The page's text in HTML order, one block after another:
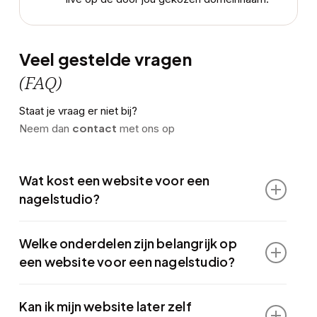
Veel gestelde vragen
(FAQ)
Staat je vraag er niet bij?
Neem dan contact met ons op
Wat kost een website voor een
nagelstudio?
functionaliteiten. Voor een nagelstudio brengen we
vooraf duidelijk in kaart welke scope nodig is, zodat je
Welke onderdelen zijn belangrijk op
een website voor een nagelstudio?
actions, informatie over je werkwijze,
Kan ik mijn website later zelf